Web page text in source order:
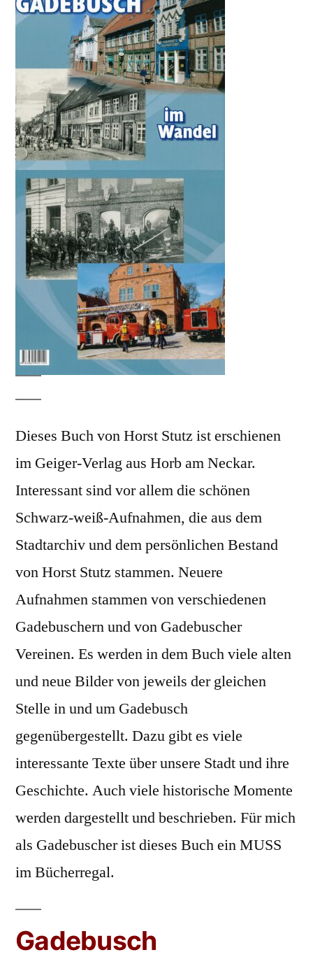
Dieses Buch von Horst Stutz ist erschienen
im Geiger-Verlag aus Horb am Neckar.
Interessant sind vor allem die schönen
Schwarz-weiß-Aufnahmen, die aus dem
Stadtarchiv und dem persönlichen Bestand
von Horst Stutz stammen. Neuere
Aufnahmen stammen von verschiedenen
Gadebuschern und von Gadebuscher
Vereinen. Es werden in dem Buch viele alten
und neue Bilder von jeweils der gleichen
Stelle in und um Gadebusch
gegenübergestellt. Dazu gibt es viele
interessante Texte über unsere Stadt und ihre
Geschichte. Auch viele historische Momente
werden dargestellt und beschrieben. Für mich
als Gadebuscher ist dieses Buch ein MUSS
im Bücherregal.
Gadebusch